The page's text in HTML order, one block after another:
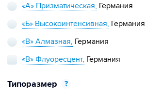
«А» Призматическая, Германия
«Б» Высокоинтенсивная, Германия
«В» Алмазная, Германия
«В» Флуоресцент, Германия
Типоразмер
?